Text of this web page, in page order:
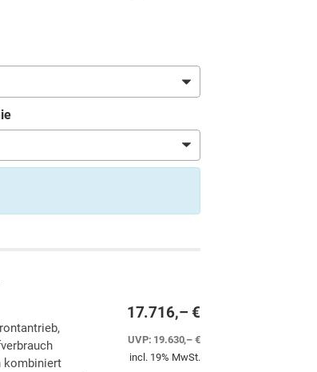
17.716,– €
UVP: 19.630,– €
incl. 19% MwSt.
kombiniert